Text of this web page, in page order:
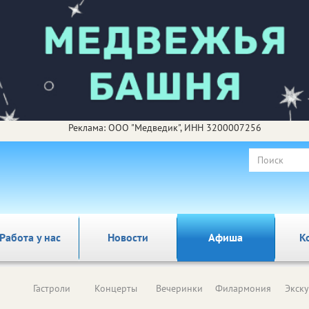
Реклама: ООО "Медведик", ИНН 3200007256
у нас Новости Афиша
Гастроли Концерты Вечеринки Филармония